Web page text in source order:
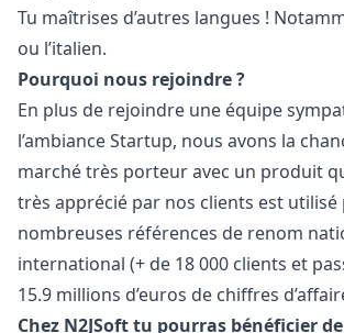
Tu maîtrises d’autres langues !
ou l’italien.
Pourquoi nous rejoindre ?
En plus de rejoindre une équipe
l’ambiance Startup, nous avons la
marché très porteur avec un produit
très apprécié par nos clients est utilisé
nombreuses références de renom
international (+ de 18 000 clients et
15.9 millions d’euros de chiffres
Chez N2JSoft tu pourras bénéficier